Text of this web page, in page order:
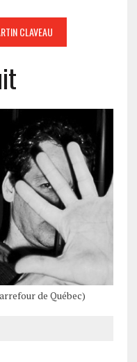
CLAVEAU
de Québec)